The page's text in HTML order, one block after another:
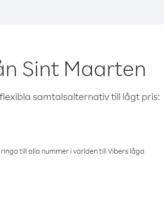
Sint Maarten
samtalsalternativ till lågt pris:
till alla nummer i världen till Vibers låga